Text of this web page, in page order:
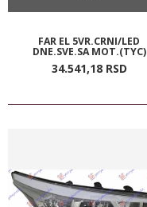
FAR EL 5VR.CRNI/LED
DNE.SVE.SA MOT.(TYC)
34.541,18 RSD